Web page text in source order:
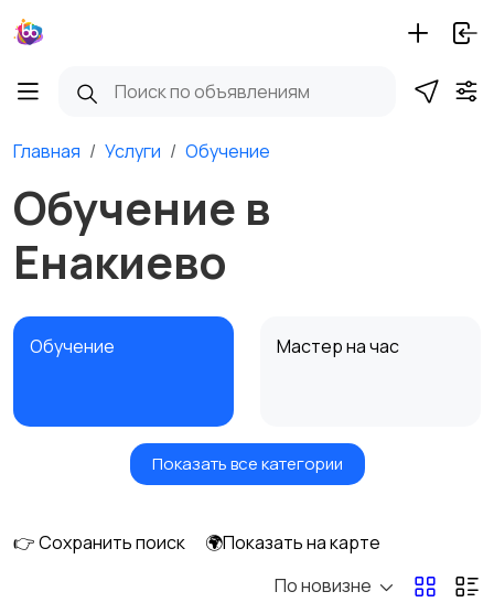
Главная Услуги Обучение
Обучение в
Енакиево
Обучение Мастер на час
Красота и здоровье
Транспорт,
IT, интернет, телеком
Показать все категории
👉 Сохранить поиск
🌍Показать на карте
По новизне